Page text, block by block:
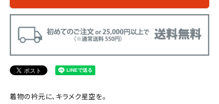
着物の衿元に、キラメク星空を。